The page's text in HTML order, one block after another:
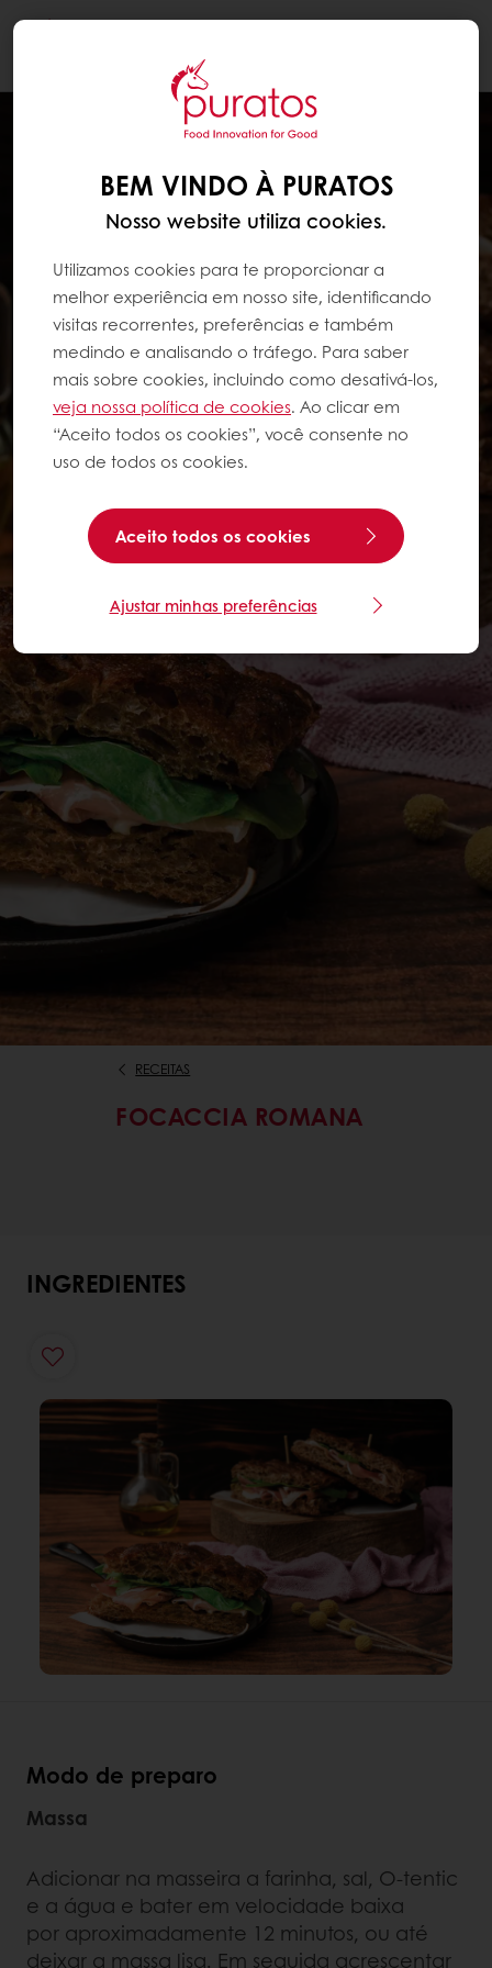
RECEITAS
FOCACCIA ROMANA
INGREDIENTES
Modo de preparo
Massa
Adicionar na masseira a farinha, sal, O-tentic
e a água e bater em velocidade baixa
por aproximadamente 12 minutos, ou até
deixar a massa lisa. Em seguida acrescentar
BEM VINDO À PURATOS
Nosso website utiliza cookies.
Utilizamos cookies para te proporcionar a
melhor experiência em nosso site, identificando
visitas recorrentes, preferências e também
medindo e analisando o tráfego. Para saber
mais sobre cookies, incluindo como desativá-los,
veja nossa política de cookies. Ao clicar em
“Aceito todos os cookies”, você consente no
uso de todos os cookies.
Aceito todos os cookies
Ajustar minhas preferências